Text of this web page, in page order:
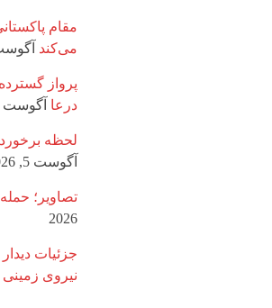
مقام
می‌کند آگوست 5,
پرواز
درعا آگوست 5, 2026
لحظه
آگوست 5, 2026
تصاویر؛
2026
جزئیات
نیروی